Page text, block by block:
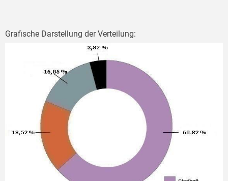
Grafische Darstellung der Verteilung: